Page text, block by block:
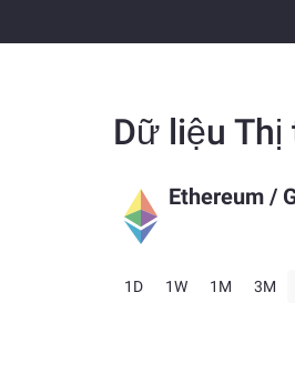
Dữ liệu Thị
Ethereum /
1D 1W 1M 3M